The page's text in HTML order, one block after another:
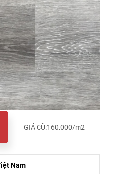
GIÁ CŨ:160,000/m2
Nam